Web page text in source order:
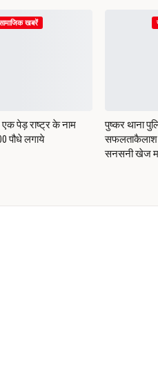
खबरें
पेड़ राष्ट्र के नाम
पौधे लगाये
पुष्कर थाना
सफलताकैलाश
सनसनी खेज